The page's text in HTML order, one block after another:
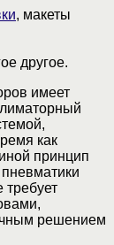
, макеты
другое.
имеет
как
принцип
требует
решением